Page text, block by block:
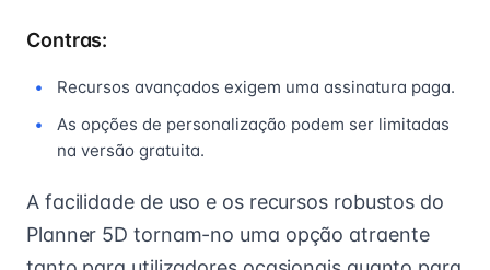
Contras:
Recursos avançados exigem uma assinatura paga.
As opções de personalização podem ser limitadas
na versão gratuita.
A facilidade de uso e os recursos robustos do
Planner 5D tornam-no uma opção atraente